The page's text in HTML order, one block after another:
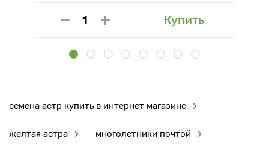
Купить
семена астр купить в интернет магазине
желтая астра многолетники почтой